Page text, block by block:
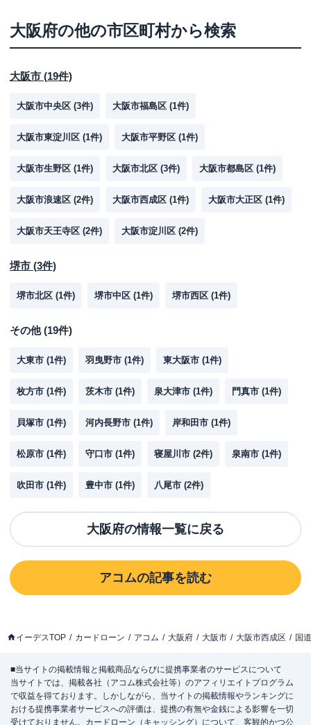
大阪府の他の市区町村から検索
大阪市 (19件)
大阪市中央区 (3件) 大阪市福島区 (1件)
大阪市東淀川区 (1件) 大阪市平野区 (1件)
大阪市生野区 (1件) 大阪市北区 (3件) 大阪市都島区 (1件)
大阪市浪速区 (2件) 大阪市西成区 (1件) 大阪市大正区 (1件)
大阪市天王寺区 (2件) 大阪市淀川区 (2件)
堺市 (3件)
堺市北区 (1件) 堺市中区 (1件) 堺市西区 (1件)
その他(19件)
大東市 (1件) 羽曳野市 (1件) 東大阪市 (1件)
枚方市 (1件) 茨木市 (1件) 泉大津市 (1件) 門真市 (1件)
貝塚市 (1件) 河内長野市 (1件) 岸和田市 (1件)
松原市 (1件) 守口市 (1件) 寝屋川市 (2件) 泉南市 (1件)
吹田市 (1件) 豊中市 (1件) 八尾市 (2件)
大阪府の情報一覧に戻る
アコムの記事を読む
イーデスTOP カードローン アコム 大阪府 大阪市 大阪市西成区 国
■当サイトの掲載情報と掲載商品ならびに提携事業者のサービスについて
当サイトでは、掲載各社（アコム株式会社等）のアフィリエイトプログラム
で収益を得ております。しかしながら、当サイトの掲載情報やランキングに
おける提携事業者サービスへの評価は、提携の有無や金銭による影響を一切
受けておりません。カードローン（キャッシング）について、客観的かつ公